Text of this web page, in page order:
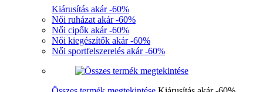
Kiárusítás akár -60%
Női ruházat akár -60%
Női cipők akár -60%
Női kiegészítők akár -60%
Női sportfelszerelés akár -60%